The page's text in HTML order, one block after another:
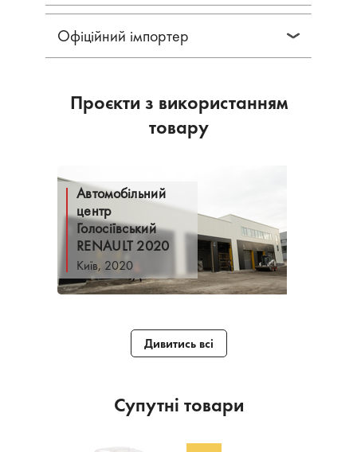
Офіційний імпортер
Проєкти з використанням
товару
Автомобільний
центр
Голосіївський
RENAULT 2020
Київ, 2020
Дивитись всі
Супутні товари